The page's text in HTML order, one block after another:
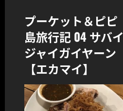
プーケット＆ピピ
島旅行記 04 サバイ
ジャイガイヤーン
【エカマイ】